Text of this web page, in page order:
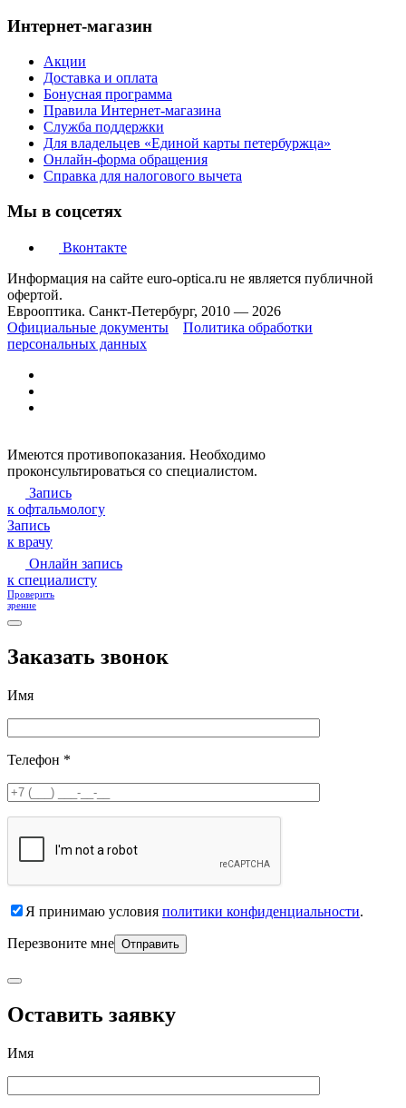
Интернет-магазин
Акции
Доставка и оплата
Бонусная программа
Правила Интернет-магазина
Служба поддержки
Для владельцев «Единой карты петербуржца»
Онлайн-форма обращения
Справка для налогового вычета
Мы в соцсетях
Вконтакте
Информация на сайте euro-optica.ru не является публичной
офертой.
Еврооптика. Санкт-Петербург, 2010 — 2026
Официальные документы
Политика обработки
персональных данных
Имеются противопоказания. Необходимо
проконсультироваться со специалистом.
Запись
к офтальмологу
Запись
к врачу
Онлайн запись
к специалисту
Проверить
зрение
Заказать звонок
Имя
Телефон *
Я принимаю условия политики конфиденциальности.
Перезвоните мне
Оставить заявку
Имя